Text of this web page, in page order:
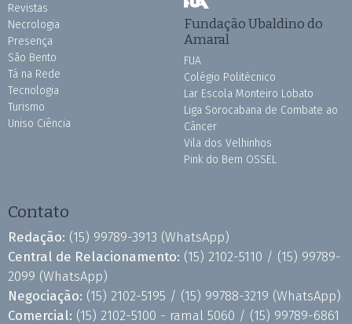
Revistas
Necrologia
Presença
São Bento
Tá na Rede
Tecnologia
Turismo
Uniso Ciência
Fundação Ubaldino do
Amaral
FUA
Colégio Politécnico
Lar Escola Monteiro Lobato
Liga Sorocabana de Combate ao
Câncer
Vila dos Velhinhos
Pink do Bem OSSEL
Contato
Redação: (15) 99789-3913 (WhatsApp)
Central de Relacionamento: (15) 2102-5110 / (15) 99789-
2099 (WhatsApp)
Negociação: (15) 2102-5195 / (15) 99788-3219 (WhatsApp)
Comercial: (15) 2102-5100 - ramal 5060 / (15) 99789-6861